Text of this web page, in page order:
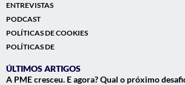
ENTREVISTAS
PODCAST
POLÍTICAS DE COOKIES
POLÍTICAS DE
ÚLTIMOS ARTIGOS
A PME cresceu. E agora? Qual o próximo